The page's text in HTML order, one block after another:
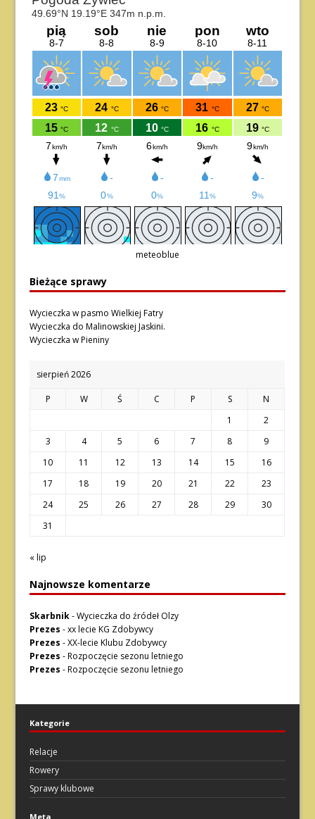
meteoblue
Bieżące sprawy
Wycieczka w pasmo Wielkiej Fatry
Wycieczka do Malinowskiej Jaskini.
Wycieczka w Pieniny
sierpień 2026
P W Ś C P S
N
1
2
3
4 5 6 7 8
9
10
11 12 13 14 15
16
17
18 19 20 21 22
23
24
25 26 27 28 29
30
31
« lip
Najnowsze komentarze
Skarbnik-Wycieczka do źródeł Olzy
Prezes -xx lecie KG Zdobywcy
Prezes -XX-lecie Klubu Zdobywcy
Prezes -Rozpoczęcie sezonu letniego
Prezes -Rozpoczęcie sezonu letniego
Kategorie
Relacje
Rowery
Sprawy klubowe
Meta